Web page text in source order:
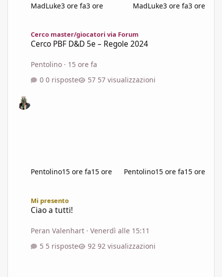
MadLuke3 ore fa3 ore MadLuke3 ore fa3 ore
Cerco master/giocatori via Forum
Cerco PBF D&D 5e – Regole 2024
Pentolino · 15 ore fa
0 risposte
57 visualizzazioni
Pentolino15 ore fa15 ore Pentolino15 ore fa15 ore
Mi presento
Ciao a tutti!
Peran Valenhart ·Venerdì alle 15:11
5 risposte
92 visualizzazioni